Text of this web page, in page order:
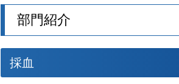
部門紹介
採血